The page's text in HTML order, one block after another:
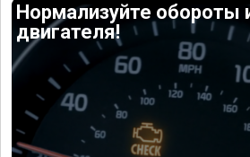
Нормализуйте обороты
двигателя!